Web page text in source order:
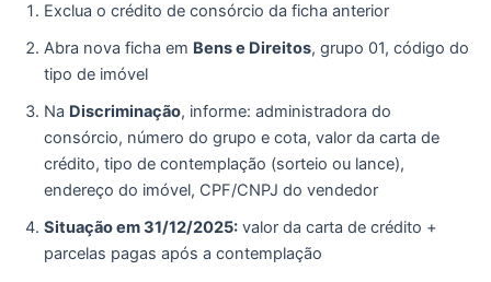
Exclua o crédito de consórcio da ficha anterior
Abra nova ficha em Bens e Direitos, grupo 01, código do
tipo de imóvel
Na Discriminação, informe: administradora do
consórcio, número do grupo e cota, valor da carta de
crédito, tipo de contemplação (sorteio ou lance),
endereço do imóvel, CPF/CNPJ do vendedor
Situação em 31/12/2025: valor da carta de crédito +
parcelas pagas após a contemplação